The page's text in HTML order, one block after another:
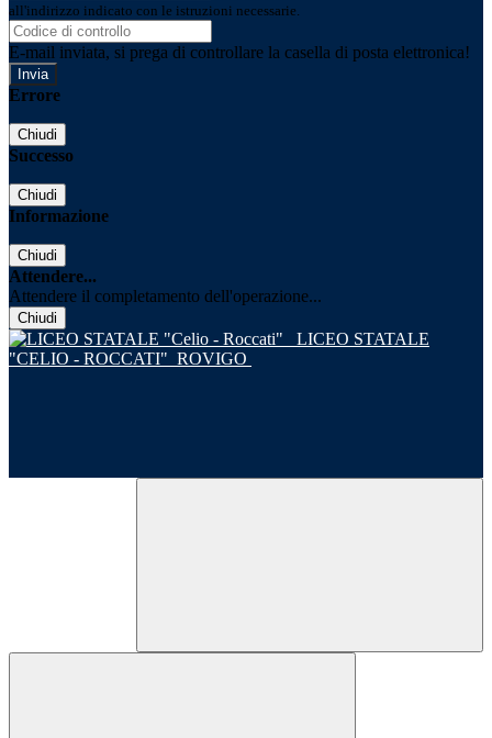
all'indirizzo indicato con le istruzioni necessarie.
E-mail inviata, si prega di controllare la casella di posta elettronica!
Errore
Chiudi
Successo
Chiudi
Informazione
Chiudi
Attendere...
Attendere il completamento dell'operazione...
Chiudi
LICEO STATALE
"CELIO - ROCCATI" ROVIGO